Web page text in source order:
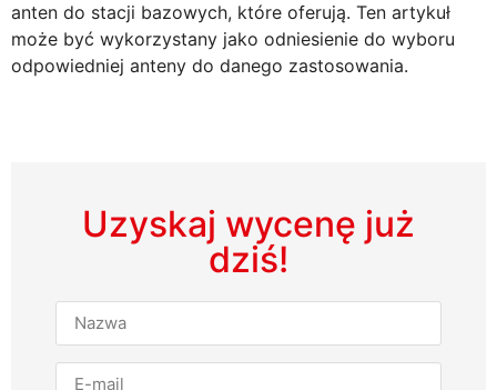
anten do stacji bazowych, które oferują. Ten artykuł
może być wykorzystany jako odniesienie do wyboru
odpowiedniej anteny do danego zastosowania.
Uzyskaj wycenę już
dziś!